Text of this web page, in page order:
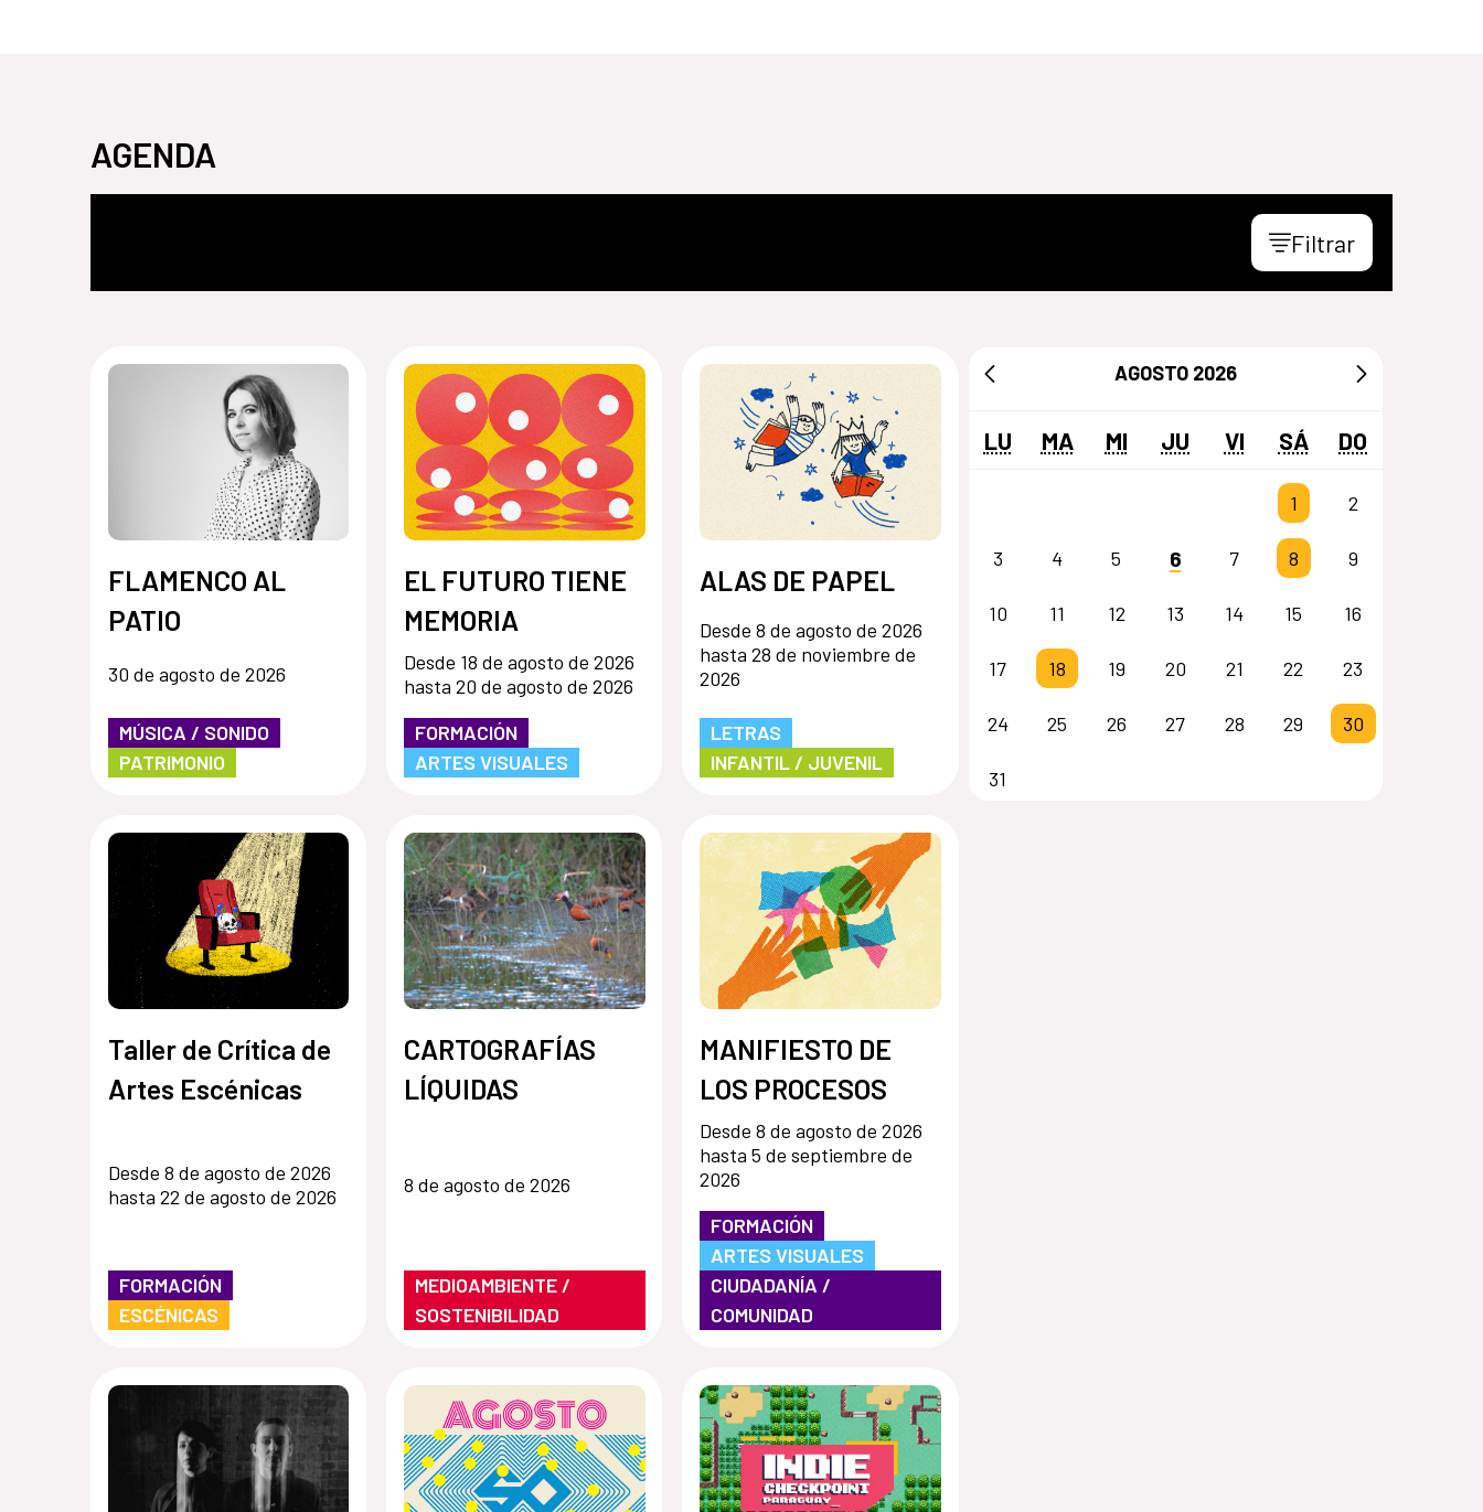
AGENDA
Filtrar
FLAMENCO AL
PATIO
30 de agosto de 2026
MÚSICA / SONIDO
PATRIMONIO
EL FUTURO TIENE
MEMORIA
Desde 18 de agosto de 2026
hasta 20 de agosto de 2026
FORMACIÓN
ARTES VISUALES
ALAS DE PAPEL
Desde 8 de agosto de 2026
hasta 28 de noviembre de
2026
LETRAS
INFANTIL / JUVENIL
Taller de Crítica de
Artes Escénicas
Desde 8 de agosto de 2026
hasta 22 de agosto de 2026
FORMACIÓN
ESCÉNICAS
CARTOGRAFÍAS
LÍQUIDAS
8 de agosto de 2026
MEDIOAMBIENTE /
SOSTENIBILIDAD
MANIFIESTO DE
LOS PROCESOS
Desde 8 de agosto de 2026
hasta 5 de septiembre de
2026
FORMACIÓN
ARTES VISUALES
CIUDADANÍA /
COMUNIDAD
AGOSTO 2026
LU MA MI JU VI SÁ DO
1 2
3 4 5 6 7 8 9
10 11 12 13 14 15 16
17 18 19 20 21 22 23
24 25 26 27 28 29 30
31